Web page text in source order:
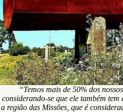
“Temos mais de 50% dos
considerando-se que ele também
a região das Missões, que é